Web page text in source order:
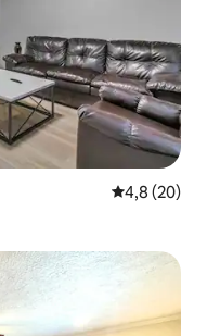
Средна
4,8 (20)